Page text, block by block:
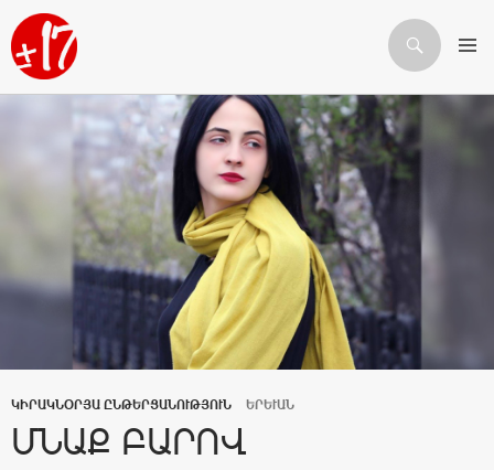
Որոնում
ԱՆՑՆԵԼ ԲՈՎԱՆԴԱԿՈՒԹՅԱՆԸ
ԿԻՐԱԿՆՕՐՅԱ ԸՆԹԵՐՑԱՆՈՒԹՅՈՒՆ ԵՐԵՒԱՆ
ՄՆԱՔ ԲԱՐՈՎ